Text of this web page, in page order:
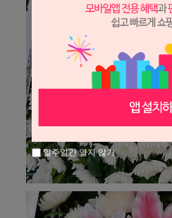
일주일간 열지 않기